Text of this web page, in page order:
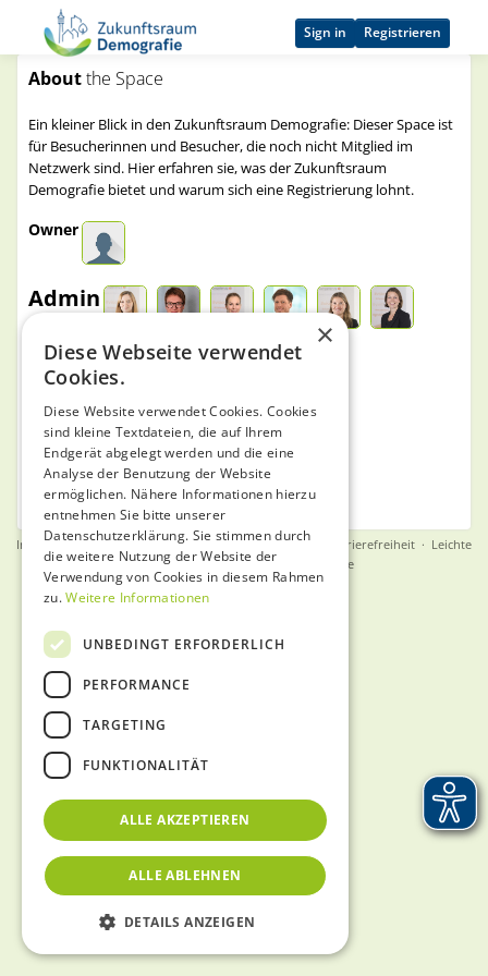
Sign in Registrieren
Aboutthe Space
Ein kleiner Blick in den Zukunftsraum Demografie: Dieser Space ist
für Besucherinnen und Besucher, die noch nicht Mitglied im
Netzwerk sind. Hier erfahren sie, was der Zukunftsraum
Demografie bietet und warum sich eine Registrierung lohnt.
Owner
Admin
Join Policy
Space Visibility
Visible for all (members and guests)
Impressum ·Datenschutz·Nutzungsbedingungen Barrierefreiheit · Leichte
Sprache· English· Gebärdensprache
×
Diese Webseite verwendet
Cookies.
Diese Website verwendet Cookies. Cookies
sind kleine Textdateien, die auf Ihrem
Endgerät abgelegt werden und die eine
Analyse der Benutzung der Website
ermöglichen. Nähere Informationen hierzu
entnehmen Sie bitte unserer
Datenschutzerklärung. Sie stimmen durch
die weitere Nutzung der Website der
Verwendung von Cookies in diesem Rahmen
zu.Weitere Informationen
UNBEDINGT ERFORDERLICH
PERFORMANCE
TARGETING
FUNKTIONALITÄT
ALLE AKZEPTIEREN
ALLE ABLEHNEN
DETAILS ANZEIGEN